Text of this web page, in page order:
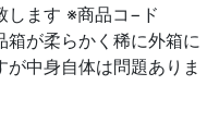
します ※商品コ−ド
が柔らかく稀に外箱に
中身自体は問題ありま